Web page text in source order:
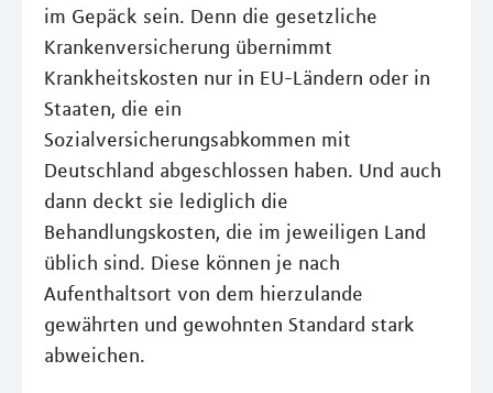
im Gepäck sein. Denn die gesetzliche
Krankenversicherung übernimmt
Krankheitskosten nur in EU-Ländern oder in
Staaten, die ein
Sozialversicherungsabkommen mit
Deutschland abgeschlossen haben. Und auch
dann deckt sie lediglich die
Behandlungskosten, die im jeweiligen Land
üblich sind. Diese können je nach
Aufenthaltsort von dem hierzulande
gewährten und gewohnten Standard stark
abweichen.